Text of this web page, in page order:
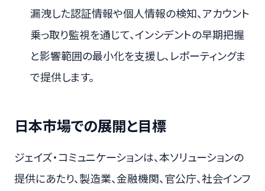
漏洩した認証情報や個人情報の検知、アカウント
乗っ取り監視を通じて、インシデントの早期把握
と影響範囲の最小化を支援し、レポーティングま
で提供します。
日本市場での展開と目標
ジェイズ・コミュニケーションは、本ソリューションの
提供にあたり、製造業、金融機関、官公庁、社会インフ